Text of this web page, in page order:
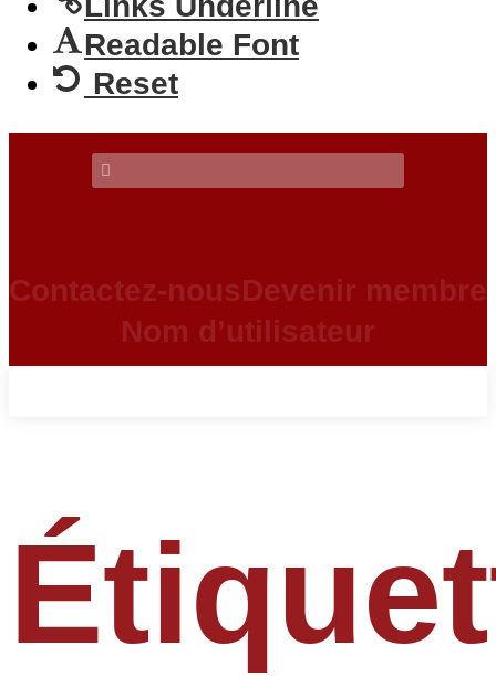
Readable Font
Reset
Contactez-nousDevenir membre
Nom d’utilisateur